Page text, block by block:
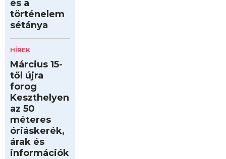
és a
történelem
sétánya
HÍREK
Március 15-
től újra
forog
Keszthelyen
az 50
méteres
óriáskerék,
árak és
információk